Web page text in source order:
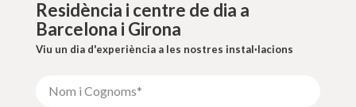
Residència i centre de dia a
Barcelona i Girona
Viu un dia d'experiència a les nostres instal·lacions